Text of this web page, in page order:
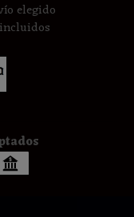
elegido